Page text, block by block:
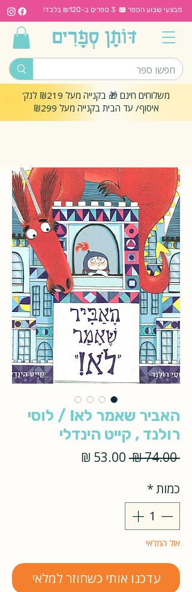
מבצעי שבוע הספר 📖 3 ספרים ב-₪120 בלבד!
משלוחים חינם 🎁 בקנייה מעל ₪219 לנק'
איסוף/ עד הבית בקנייה מעל ₪299
האביר שאמר לא! / לוסי
רולנד , קייט הינדלי
‏74.00 ‏₪
מחיר
כמות*
אזל המלאי
עדכנו אותי כשחוזר למלאי